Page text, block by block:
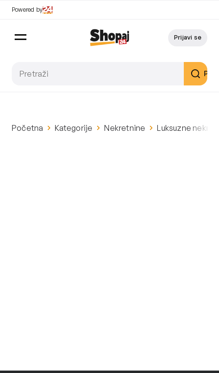
Powered by
Prijavi se
Početna Kategorije Nekretnine Luksuzne